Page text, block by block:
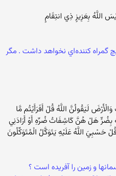
اللَّهُ بِعَزِيزٍ ذِي انتِقَامٍ
گمراه كننده‌اي نخواهد داشت . مگر
لَيَقُولُنَّ اللَّهُ قُلْ أَفَرَأَيْتُم مَّا
بِضُرٍّ هَلْ هُنَّ كَاشِفَاتُ ضُرِّهِ أَوْ أَرَادَنِي
اللَّهُ عَلَيْهِ يَتَوَكَّلُ الْمُتَوَكِّلُونَ
و زمين را آفريده است‌ ؟